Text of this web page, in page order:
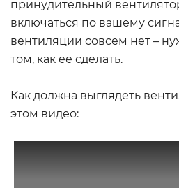
принудительный
включаться по вашему
вентиляции совсем нет –
том, как её сделать.
Как должна выглядеть
этом видео: